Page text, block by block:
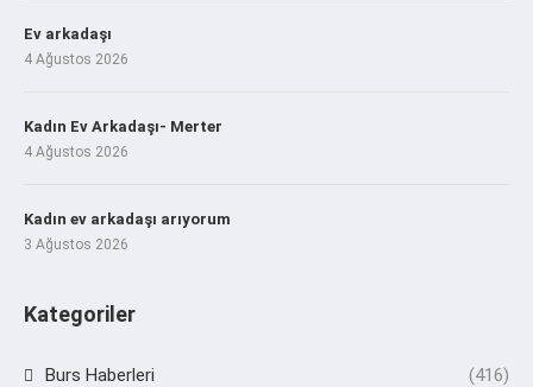
Ev arkadaşı
4 Ağustos 2026
Kadın Ev Arkadaşı- Merter
4 Ağustos 2026
Kadın ev arkadaşı arıyorum
3 Ağustos 2026
Kategoriler
Burs Haberleri (416)